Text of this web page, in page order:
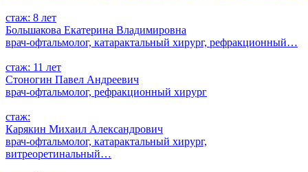
стаж: 8 лет
Большакова Екатерина Владимировна
врач-офтальмолог, катарактальный хирург, рефракционный…
стаж: 11 лет
Стоногин Павел Андреевич
врач-офтальмолог, рефракционный хирург
стаж:
Карякин Михаил Александрович
врач-офтальмолог, катарактальный хирург,
витреоретинальный…